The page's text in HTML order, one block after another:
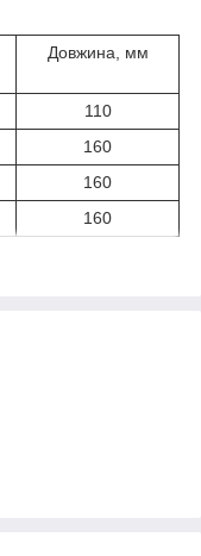
Довжина, мм
110
160
160
160